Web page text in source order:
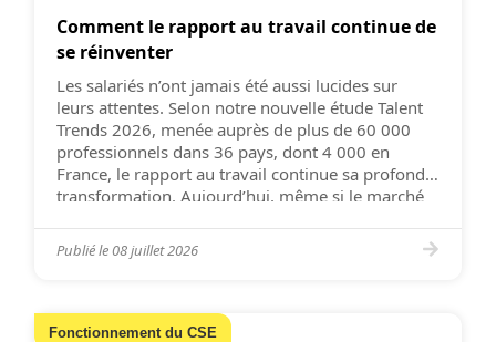
Comment le rapport au travail continue de
se réinventer
Les salariés n’ont jamais été aussi lucides sur
leurs attentes. Selon notre nouvelle étude Talent
Trends 2026, menée auprès de plus de 60 000
professionnels dans 36 pays, dont 4 000 en
France, le rapport au travail continue sa profonde
transformation. Aujourd’hui, même si le marché
Publié le08 juillet 2026
Fonctionnement du CSE